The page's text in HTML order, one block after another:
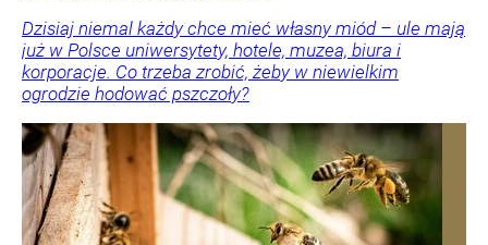
Dzisiaj niemal każdy chce mieć własny miód – ule mają
już w Polsce uniwersytety, hotele, muzea, biura i
korporacje. Co trzeba zrobić, żeby w niewielkim
ogrodzie hodować pszczoły?